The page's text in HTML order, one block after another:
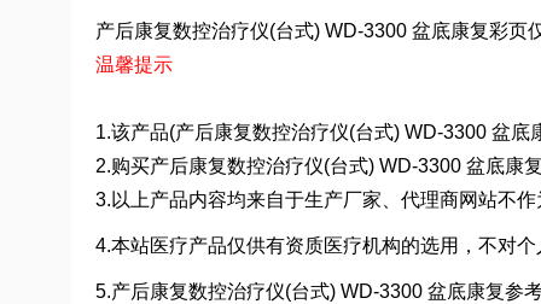
产后康复数控治疗仪(台式) WD-3300 盆底康复彩
温馨提示
1.该产品(产后康复数控治疗仪(台式) WD-3300 盆
2.购买产后康复数控治疗仪(台式) WD-3300 盆底康
3.以上产品内容均来自于生产厂家、代理商网站不
4.本站医疗产品仅供有资质医疗机构的选用，不对
5.产后康复数控治疗仪(台式) WD-3300 盆底康复参